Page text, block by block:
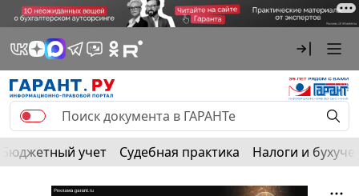
Бюджетный учет Судебная практика Налоги и